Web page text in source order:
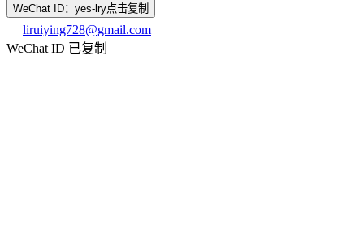
WeChat ID：yes-lry点击复制
liruiying728@gmail.com
WeChat ID 已复制